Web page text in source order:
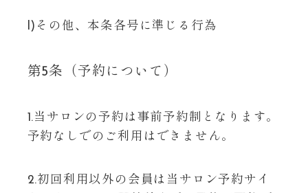
l)その他、本条各号に準じる行為
第5条（予約について）
1.当サロンの予約は事前予約制となります。
予約なしでのご利用はできません。
2.初回利用以外の会員は当サロン予約サイ